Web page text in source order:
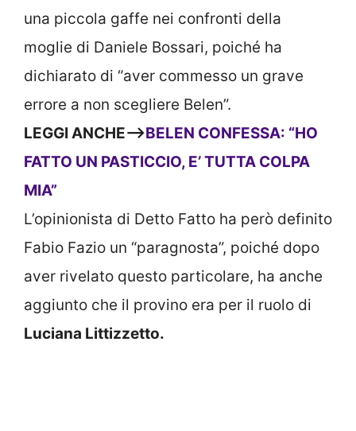
una piccola gaffe nei confronti della
moglie di Daniele Bossari, poiché ha
dichiarato di “aver commesso un grave
errore a non scegliere Belen”.
LEGGI ANCHE—>BELEN CONFESSA: “HO
FATTO UN PASTICCIO, E’ TUTTA COLPA
MIA”
L’opinionista di Detto Fatto ha però definito
Fabio Fazio un “paragnosta”, poiché dopo
aver rivelato questo particolare, ha anche
aggiunto che il provino era per il ruolo di
Luciana Littizzetto.